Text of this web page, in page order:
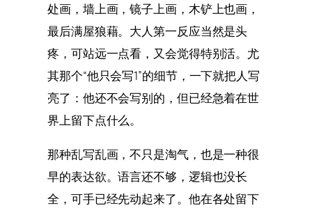
处画，墙上画，镜子上画，木铲上也画，
最后满屋狼藉。大人第一反应当然是头
疼，可站远一点看，又会觉得特别活。尤
其那个“他只会写1”的细节，一下就把人写
亮了：他还不会写别的，但已经急着在世
界上留下点什么。
那种乱写乱画，不只是淘气，也是一种很
早的表达欲。语言还不够，逻辑也没长
全，可手已经先动起来了。他在各处留下